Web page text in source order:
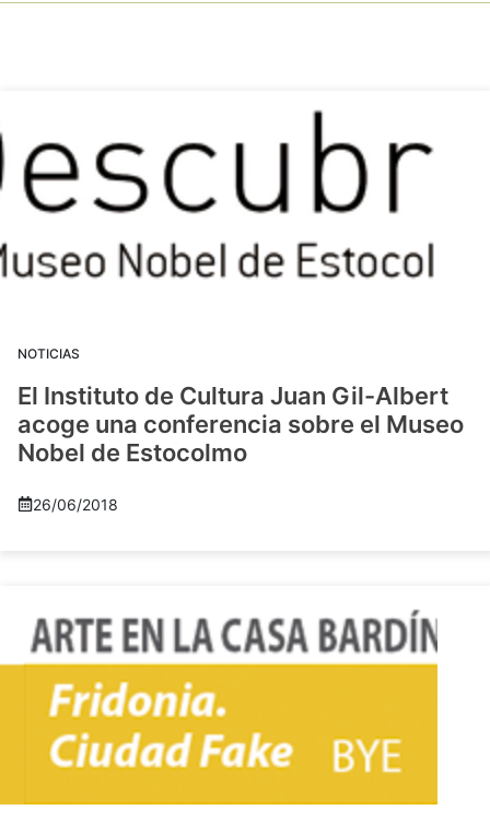
NOTICIAS
El Instituto de Cultura Juan Gil-Albert
acoge una conferencia sobre el Museo
Nobel de Estocolmo
26/06/2018